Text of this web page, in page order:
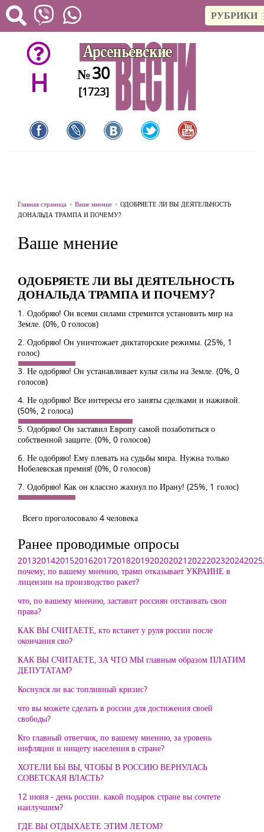
РУБРИКИ
H №30
[1723]
Главная страница Ваше мнение
ОДОБРЯЕТЕ ЛИ ВЫ ДЕЯТЕЛЬНОСТЬ
ДОНАЛЬДА ТРАМПА И ПОЧЕМУ?
Ваше мнение
ОДОБРЯЕТЕ ЛИ ВЫ ДЕЯТЕЛЬНОСТЬ
ДОНАЛЬДА ТРАМПА И ПОЧЕМУ?
1. Одобряю! Он всеми силами стремится установить мир на
Земле. (0%, 0 голосов)
2. Одобряю! Он уничтожает диктаторские режимы. (25%, 1
голос)
3. Не одобряю! Он устанавливает культ силы на Земле. (0%, 0
голосов)
4. Не одобряю! Все интересы его заняты сделками и наживой.
(50%, 2 голоса)
5. Одобряю! Он заставил Европу самой позаботиться о
собственной защите. (0%, 0 голосов)
6. Не одобряю! Ему плевать на судьбы мира. Нужна только
Нобелевская премия! (0%, 0 голосов)
7. Одобряю! Как он классно жахнул по Ирану! (25%, 1 голос)
Всего проголосовало 4 человека
Ранее проводимые опросы
2013201420152016201720182019202020212022202320242025
почему, по вашему мнению, трамп отказывает УКРАИНЕ в
лицензии на производство ракет?
что, по вашему мнению, заставит россиян отстаивать свои
права?
КАК ВЫ СЧИТАЕТЕ, кто встанет у руля россии после
окончания сво?
КАК ВЫ СЧИТАЕТЕ, ЗА ЧТО МЫ главным образом ПЛАТИМ
ДЕПУТАТАМ?
Коснулся ли вас топливный кризис?
что вы можете сделать в россии для достижения своей
свободы?
Кто главный ответчик, по вашему мнению, за уровень
инфляции и нищету населения в стране?
ХОТЕЛИ БЫ ВЫ, ЧТОБЫ В РОССИЮ ВЕРНУЛАСЬ
СОВЕТСКАЯ ВЛАСТЬ?
12 июня - день россии. какой подарок стране вы сочтете
наилучшим?
ГДЕ ВЫ ОТДЫХАЕТЕ ЭТИМ ЛЕТОМ?